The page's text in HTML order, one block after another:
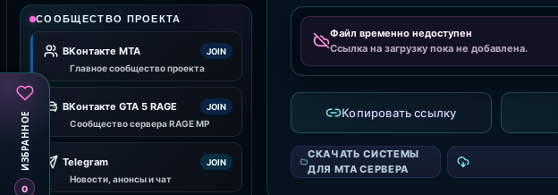
СООБЩЕСТВО ПРОЕКТА
ВКонтакте MTA JOIN
Главное сообщество проекта
ВКонтакте GTA 5 RAGE JOIN
Сообщество сервера RAGE MP
Telegram JOIN
Новости, анонсы и чат
Файл временно недоступен
Ссылка на загрузку пока не добавлена.
Копировать ссылку
СКАЧАТЬ СИСТЕМЫ
ДЛЯ MTA СЕРВЕРА
ИЗБРАННОЕ
0